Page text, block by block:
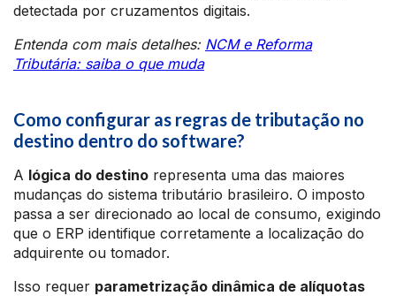
detectada por cruzamentos digitais.
Entenda com mais detalhes: NCM e Reforma
Tributária: saiba o que muda
Como configurar as regras de tributação no
destino dentro do software?
A lógica do destino representa uma das maiores
mudanças do sistema tributário brasileiro. O imposto
passa a ser direcionado ao local de consumo, exigindo
que o ERP identifique corretamente a localização do
adquirente ou tomador.
Isso requer parametrização dinâmica de alíquotas